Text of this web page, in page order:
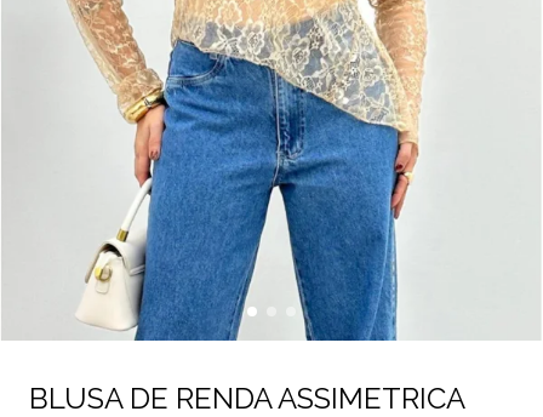
BLUSA DE RENDA ASSIMETRICA